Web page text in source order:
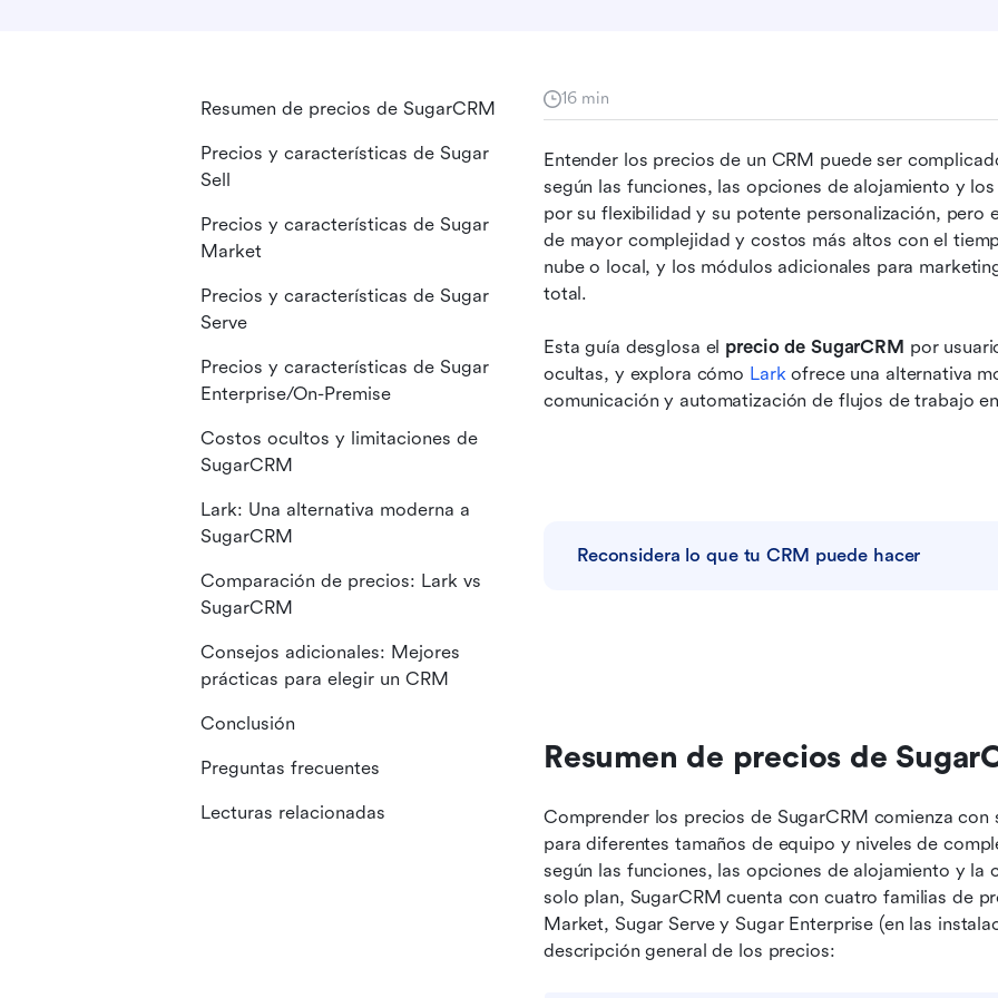
16 min
Entender los precios de un CRM puede ser
según las funciones, las opciones de alojamiento y
por su flexibilidad y su potente personalización, pero
de mayor complejidad y costos más altos con el
nube o local, y los módulos adicionales para
total.
Esta guía desglosa el precio de SugarCRM por
ocultas, y explora cómo Lark ofrece una alternativa
comunicación y automatización de flujos de trabajo
Reconsidera lo que tu CRM puede hacer
Resumen de precios de
Comprender los precios de SugarCRM comienza
para diferentes tamaños de equipo y niveles de
según las funciones, las opciones de alojamiento y la
solo plan, SugarCRM cuenta con cuatro familias de
Market, Sugar Serve y Sugar Enterprise (en las
descripción general de los precios:
Resumen de precios de SugarCRM
Precios y características de Sugar
Sell
Precios y características de Sugar
Market
Precios y características de Sugar
Serve
Precios y características de Sugar
Enterprise/On-Premise
Costos ocultos y limitaciones de
SugarCRM
Lark: Una alternativa moderna a
SugarCRM
Comparación de precios: Lark vs
SugarCRM
Consejos adicionales: Mejores
prácticas para elegir un CRM
Conclusión
Preguntas frecuentes
Lecturas relacionadas